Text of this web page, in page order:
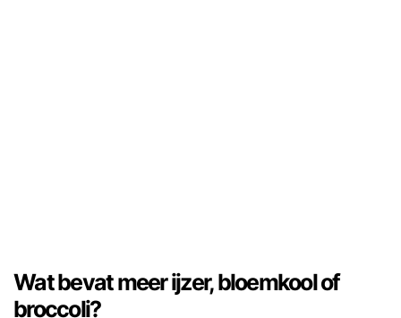
Wat bevat meer ijzer, bloemkool of
broccoli?